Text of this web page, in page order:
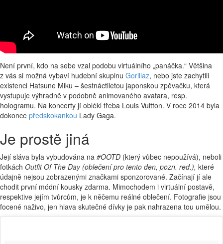
Není první, kdo na sebe vzal podobu virtuálního „panáčka.“ Většina
z vás si možná vybaví hudební skupinu Gorillaz, nebo jste zachytili
existenci Hatsune Miku – šestnáctiletou japonskou zpěvačku, která
vystupuje výhradně v podobně animovaného avatara, resp.
hologramu. Na koncerty jí oblékl třeba Louis Vuitton. V roce 2014 byla
dokonce předskokankou Lady Gaga.
Je prostě jiná
Její sláva byla vybudována na #OOTD (který vůbec nepoužívá), neboli
fotkách Outfit Of The Day (oblečení pro tento den, pozn. red.), které
údajně nejsou zobrazenými značkami sponzorované. Začínají jí ale
chodit první módní kousky zdarma. Mimochodem i virtuální postavě,
respektive jejím tvůrcům, je k něčemu reálné oblečení. Fotografie jsou
focené naživo, jen hlava skutečné dívky je pak nahrazena tou umělou.